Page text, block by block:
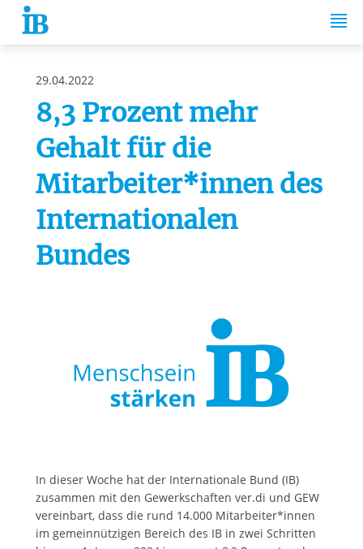
Springe zum Inhalt
29.04.2022
8,3 Prozent mehr
Gehalt für die
Mitarbeiter*innen des
Internationalen
Bundes
In dieser Woche hat der Internationale Bund (IB)
zusammen mit den Gewerkschaften ver.di und GEW
vereinbart, dass die rund 14.000 Mitarbeiter*innen
im gemeinnützigen Bereich des IB in zwei Schritten